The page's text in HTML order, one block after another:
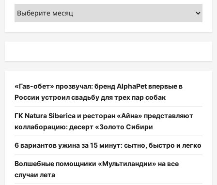
Архивы
«Гав-обет» прозвучал: бренд AlphaPet впервые в
России устроил свадьбу для трех пар собак
ГК Natura Siberica и ресторан «Айна» представляют
коллаборацию: десерт «Золото Сибири
6 вариантов ужина за 15 минут: сытно, быстро и легко
Волшебные помощники «Мультиландии» на все
случаи лета